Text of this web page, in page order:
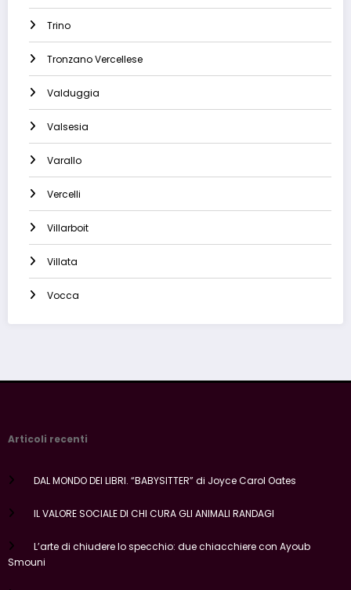
Trino
Tronzano Vercellese
Valduggia
Valsesia
Varallo
Vercelli
Villarboit
Villata
Vocca
Articoli recenti
DAL MONDO DEI LIBRI. “BABYSITTER” di Joyce Carol Oates
IL VALORE SOCIALE DI CHI CURA GLI ANIMALI RANDAGI
L’arte di chiudere lo specchio: due chiacchiere con Ayoub
Smouni